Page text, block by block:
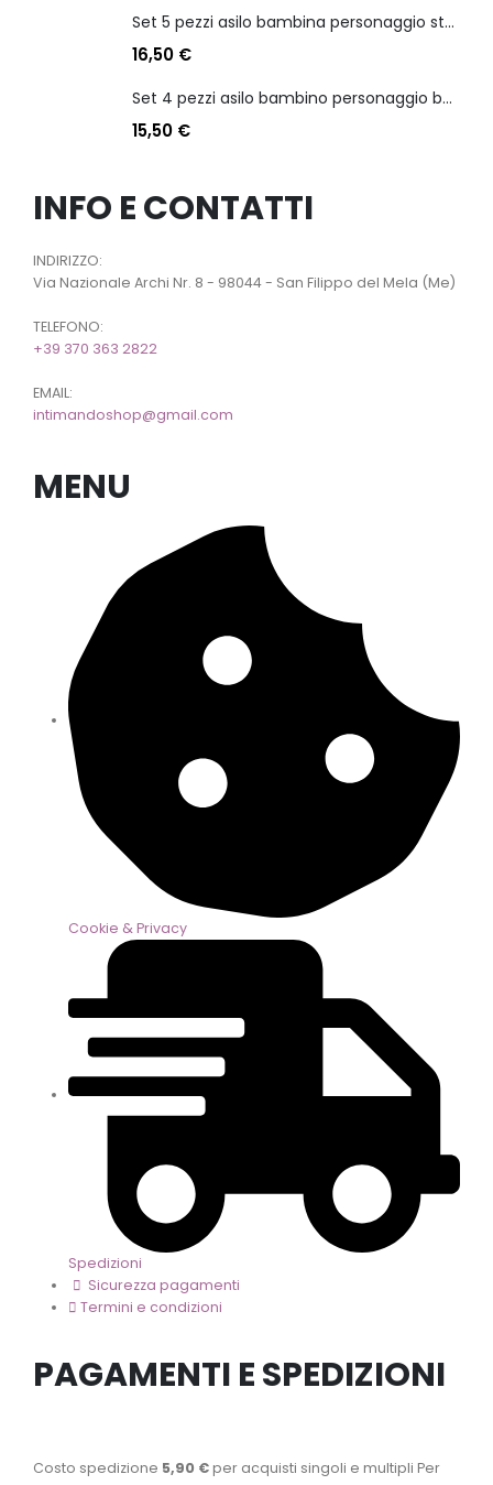
Set 5 pezzi asilo bambina personaggio stitch angel
16,50 €
Set 4 pezzi asilo bambino personaggio batman
15,50 €
INFO E CONTATTI
INDIRIZZO:
Via Nazionale Archi Nr. 8 - 98044 - San Filippo del Mela (Me)
TELEFONO:
+39 370 363 2822
EMAIL:
intimandoshop@gmail.com
MENU
Cookie & Privacy
Spedizioni
Sicurezza pagamenti
Termini e condizioni
PAGAMENTI E SPEDIZIONI
Costo spedizione 5,90 €per acquisti singoli e multipli Per